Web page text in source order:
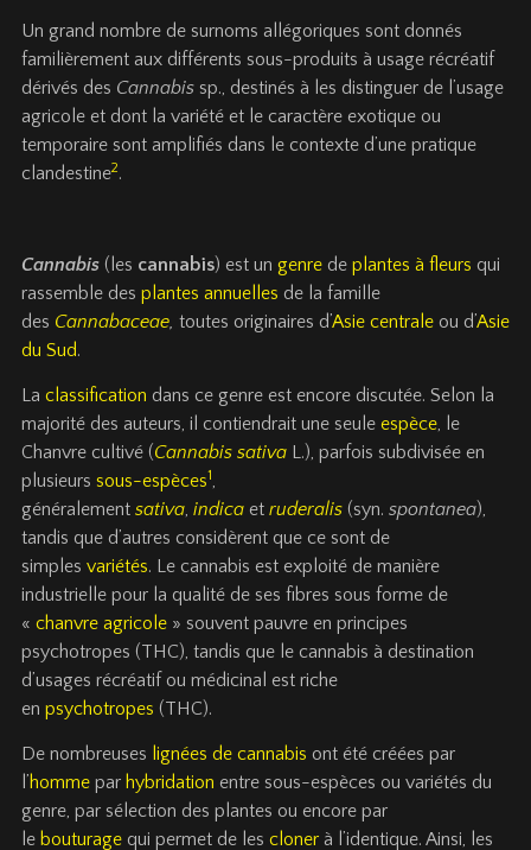
Un grand nombre de surnoms allégoriques sont donnés
familièrement aux différents sous-produits à usage récréatif
dérivés des Cannabis sp., destinés à les distinguer de l’usage
agricole et dont la variété et le caractère exotique ou
temporaire sont amplifiés dans le contexte d’une pratique
clandestine2.
Cannabis (les cannabis) est un genre de plantes à fleurs qui
rassemble des plantes annuelles de la famille
des Cannabaceae, toutes originaires d’Asie centrale ou d’Asie
du Sud.
La classification dans ce genre est encore discutée. Selon la
majorité des auteurs, il contiendrait une seule espèce, le
Chanvre cultivé (Cannabis sativa L.), parfois subdivisée en
plusieurs sous-espèces1,
généralement sativa, indica et ruderalis (syn. spontanea),
tandis que d’autres considèrent que ce sont de
simples variétés. Le cannabis est exploité de manière
industrielle pour la qualité de ses fibres sous forme de
« chanvre agricole » souvent pauvre en principes
psychotropes (THC), tandis que le cannabis à destination
d’usages récréatif ou médicinal est riche
en psychotropes (THC).
De nombreuses lignées de cannabis ont été créées par
l’homme par hybridation entre sous-espèces ou variétés du
genre, par sélection des plantes ou encore par
le bouturage qui permet de les cloner à l’identique. Ainsi, les